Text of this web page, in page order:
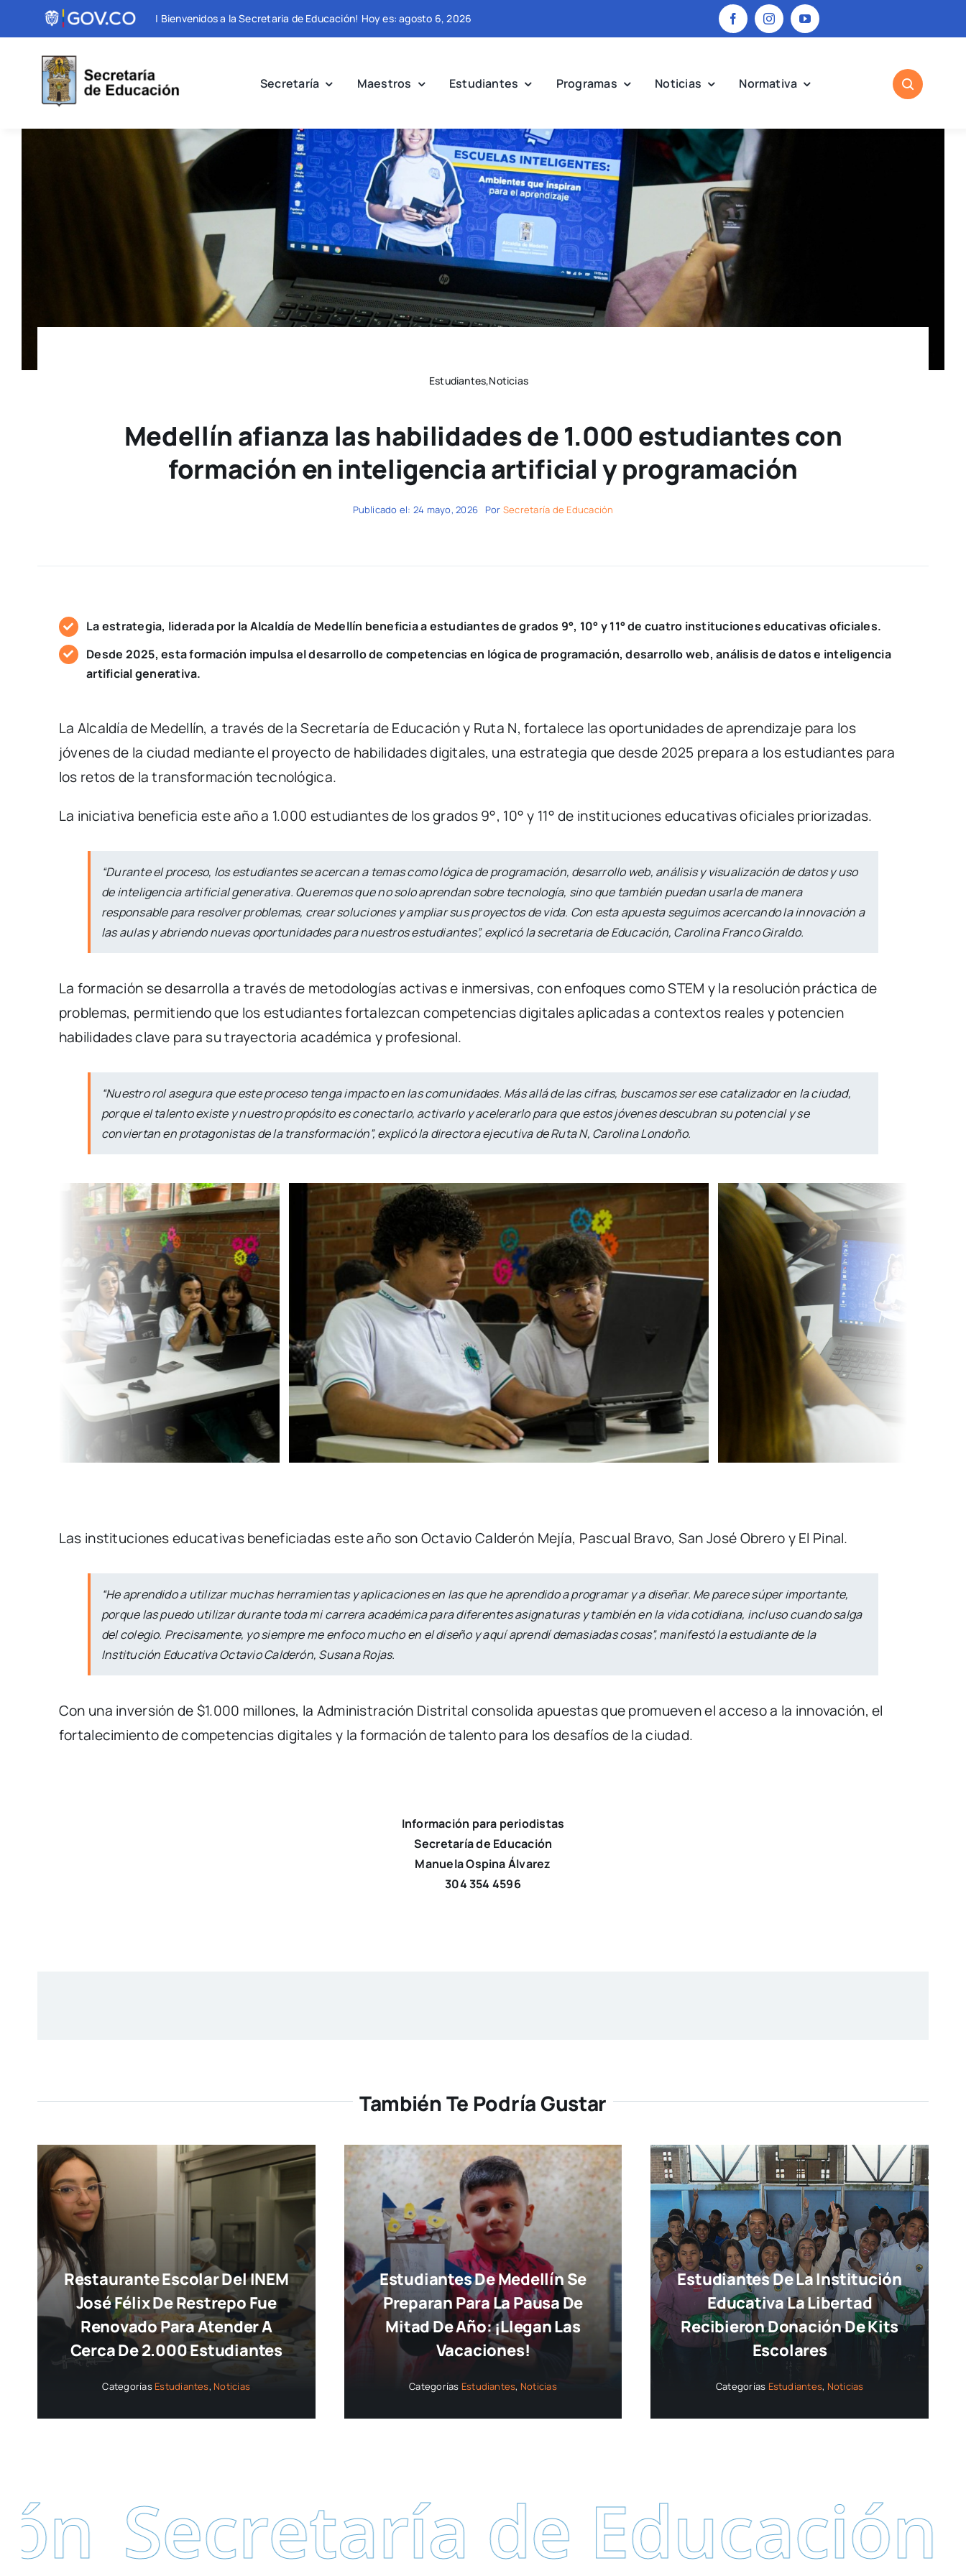
| Bienvenidos a la Secretaria de Educación! Hoy es: agosto 6, 2026
Secretaría Maestros Estudiantes Programas Noticias Normativa
Estudiantes,Noticias
Medellín afianza las habilidades de 1.000 estudiantes con
formación en inteligencia artificial y programación
Publicado el: 24 mayo, 2026 Por Secretaría de Educación
La estrategia, liderada por la Alcaldía de Medellín beneficia a estudiantes de grados 9°, 10° y 11° de cuatro instituciones educativas oficiales.
Desde 2025, esta formación impulsa el desarrollo de competencias en lógica de programación, desarrollo web, análisis de datos e inteligencia
artificial generativa.
La Alcaldía de Medellín, a través de la Secretaría de Educación y Ruta N, fortalece las oportunidades de aprendizaje para los
jóvenes de la ciudad mediante el proyecto de habilidades digitales, una estrategia que desde 2025 prepara a los estudiantes para
los retos de la transformación tecnológica.
La iniciativa beneficia este año a 1.000 estudiantes de los grados 9°, 10° y 11° de instituciones educativas oficiales priorizadas.
“Durante el proceso, los estudiantes se acercan a temas como lógica de programación, desarrollo web, análisis y visualización de datos y uso
de inteligencia artificial generativa. Queremos que no solo aprendan sobre tecnología, sino que también puedan usarla de manera
responsable para resolver problemas, crear soluciones y ampliar sus proyectos de vida. Con esta apuesta seguimos acercando la innovación a
las aulas y abriendo nuevas oportunidades para nuestros estudiantes”, explicó la secretaria de Educación, Carolina Franco Giraldo.
La formación se desarrolla a través de metodologías activas e inmersivas, con enfoques como STEM y la resolución práctica de
problemas, permitiendo que los estudiantes fortalezcan competencias digitales aplicadas a contextos reales y potencien
habilidades clave para su trayectoria académica y profesional.
“Nuestro rol asegura que este proceso tenga impacto en las comunidades. Más allá de las cifras, buscamos ser ese catalizador en la ciudad,
porque el talento existe y nuestro propósito es conectarlo, activarlo y acelerarlo para que estos jóvenes descubran su potencial y se
conviertan en protagonistas de la transformación”, explicó la directora ejecutiva de Ruta N, Carolina Londoño.
Las instituciones educativas beneficiadas este año son Octavio Calderón Mejía, Pascual Bravo, San José Obrero y El Pinal.
“He aprendido a utilizar muchas herramientas y aplicaciones en las que he aprendido a programar y a diseñar. Me parece súper importante,
porque las puedo utilizar durante toda mi carrera académica para diferentes asignaturas y también en la vida cotidiana, incluso cuando salga
del colegio. Precisamente, yo siempre me enfoco mucho en el diseño y aquí aprendí demasiadas cosas”, manifestó la estudiante de la
Institución Educativa Octavio Calderón, Susana Rojas.
Con una inversión de $1.000 millones, la Administración Distrital consolida apuestas que promueven el acceso a la innovación, el
fortalecimiento de competencias digitales y la formación de talento para los desafíos de la ciudad.
Información para periodistas
Secretaría de Educación
Manuela Ospina Álvarez
304 354 4596
También Te Podría Gustar
Restaurante Escolar Del INEM
José Félix De Restrepo Fue
Renovado Para Atender A
Cerca De 2.000 Estudiantes
Categorías Estudiantes, Noticias
Estudiantes De Medellín Se
Preparan Para La Pausa De
Mitad De Año: ¡llegan Las
Vacaciones!
Categorías Estudiantes, Noticias
Estudiantes De La Institución
Educativa La Libertad
Recibieron Donación De Kits
Escolares
Categorías Estudiantes, Noticias
de Educación